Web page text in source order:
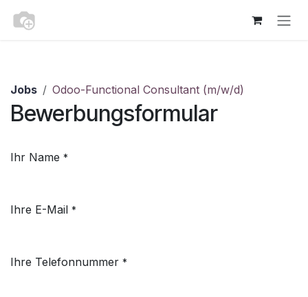
Jobs Odoo-Functional Consultant (m/w/d)
Bewerbungsformular
Ihr Name *
Ihre E-Mail *
Ihre Telefonnummer *